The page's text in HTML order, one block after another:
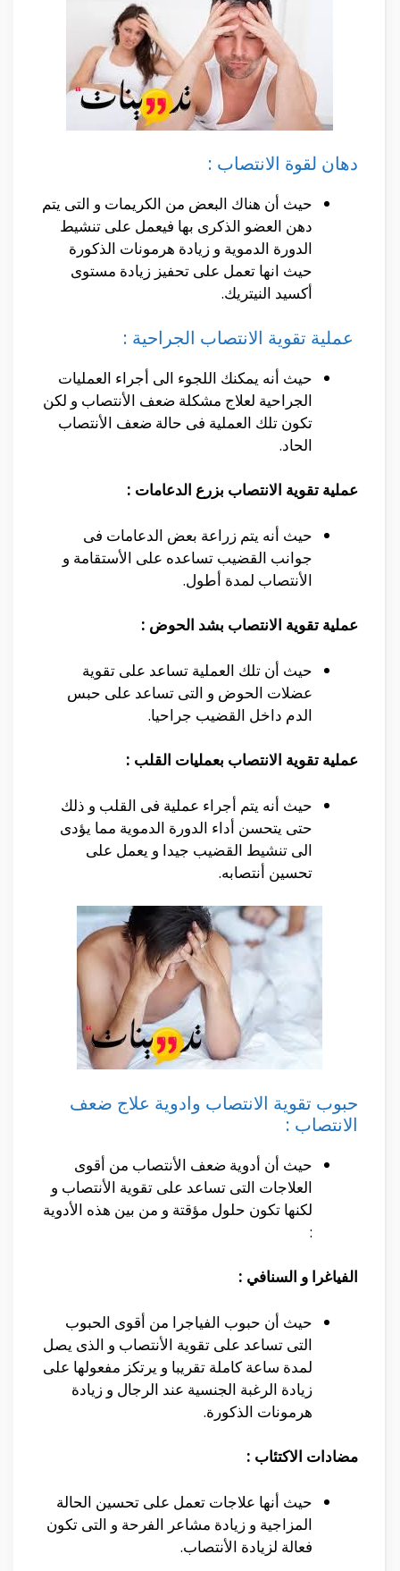
دهان لقوة الانتصاب :
حيث أن هناك البعض من الكريمات و التى يتم
دهن العضو الذكرى بها فيعمل على تنشيط
الدورة الدموية و زيادة هرمونات الذكورة
حيث انها تعمل على تحفيز زيادة مستوى
أكسيد النيتريك.
عملية تقوية الانتصاب الجراحية :
حيث أنه يمكنك اللجوء الى أجراء العمليات
الجراحية لعلاج مشكلة ضعف الأنتصاب و لكن
تكون تلك العملية فى حالة ضعف الأنتصاب
الحاد.
عملية تقوية الانتصاب بزرع الدعامات :
حيث أنه يتم زراعة بعض الدعامات فى
جوانب القضيب تساعده على الأستقامة و
الأنتصاب لمدة أطول.
عملية تقوية الانتصاب بشد الحوض :
حيث أن تلك العملية تساعد على تقوية
عضلات الحوض و التى تساعد على حبس
الدم داخل القضيب جراحيا.
عملية تقوية الانتصاب بعمليات القلب :
حيث أنه يتم أجراء عملية فى القلب و ذلك
حتى يتحسن أداء الدورة الدموية مما يؤدى
الى تنشيط القضيب جيدا و يعمل على
تحسين أنتصابه.
حبوب تقوية الانتصاب وادوية علاج ضعف
الانتصاب :
حيث أن أدوية ضعف الأنتصاب من أقوى
العلاجات التى تساعد على تقوية الأنتصاب و
لكنها تكون حلول مؤقتة و من بين هذه الأدوية
:
الفياغرا و السنافي :
حيث أن حبوب الفياجرا من أقوى الحبوب
التى تساعد على تقوية الأنتصاب و الذى يصل
لمدة ساعة كاملة تقريبا و يرتكز مفعولها على
زيادة الرغبة الجنسية عند الرجال و زيادة
هرمونات الذكورة.
مضادات الاكتئاب :
حيث أنها علاجات تعمل على تحسين الحالة
المزاجية و زيادة مشاعر الفرحة و التى تكون
فعالة لزيادة الأنتصاب.